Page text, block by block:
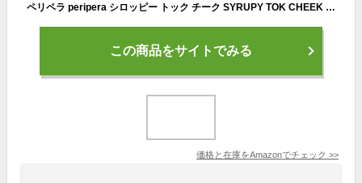
ペリペラ peripera シロッピー トック チーク SYRUPY TOK CHEEK (01 生き生きしたもも, 1個)
この商品をサイトでみる
価格と在庫をAmazonでチェック >>